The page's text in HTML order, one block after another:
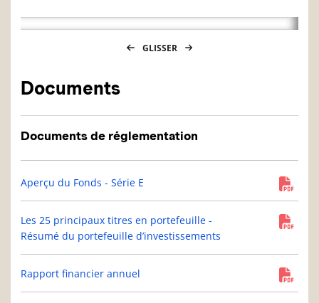
GLISSER
Documents
Documents de réglementation
Aperçu du Fonds - Série E
Les 25 principaux titres en portefeuille -
Résumé du portefeuille d’investissements
Rapport financier annuel